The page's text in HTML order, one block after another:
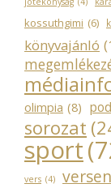
kossuthgimi (6)
könyvajánló
olimpia (8)
sorozat
sport
vers (4)